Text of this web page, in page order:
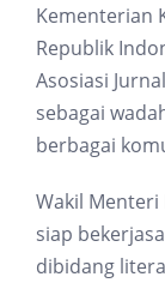
Kementerian
Republik
Asosiasi
sebagai
berbagai
Wakil Menteri
siap
dibidang